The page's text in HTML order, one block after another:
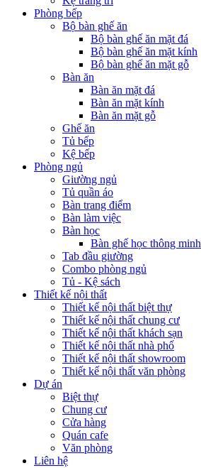
Phòng bếp
Bộ bàn ghế ăn
Bộ bàn ghế ăn mặt đá
Bộ bàn ghế ăn mặt kính
Bộ bàn ghế ăn mặt gỗ
Bàn ăn
Bàn ăn mặt đá
Bàn ăn mặt kính
Bàn ăn mặt gỗ
Ghế ăn
Tủ bếp
Kệ bếp
Phòng ngủ
Giường ngủ
Tủ quần áo
Bàn trang điểm
Bàn làm việc
Bàn học
Bàn ghế học thông minh
Tab đầu giường
Combo phòng ngủ
Tủ - Kệ sách
Thiết kế nội thất
Thiết kế nội thất biệt thự
Thiết kế nội thất chung cư
Thiết kế nội thất khách sạn
Thiết kế nội thất nhà phố
Thiết kế nội thất showroom
Thiết kế nội thất văn phòng
Dự án
Biệt thự
Chung cư
Cửa hàng
Quán cafe
Văn phòng
Liên hệ